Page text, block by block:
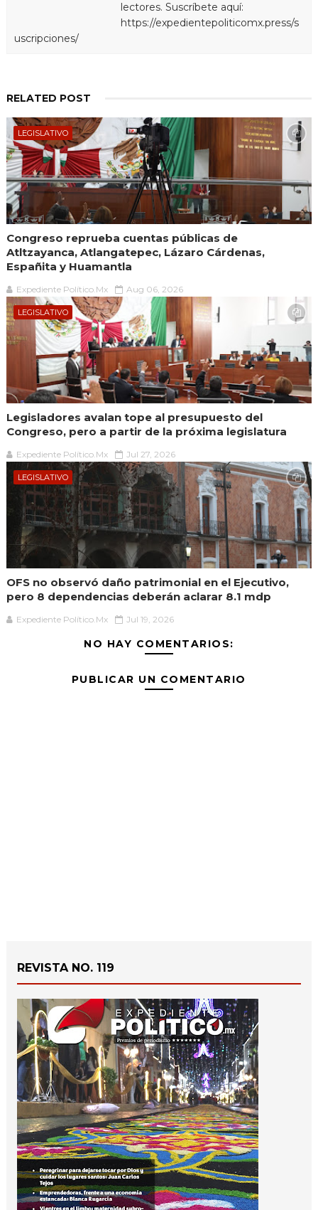
lectores. Suscríbete aquí:
https://expedientepoliticomx.press/s
uscripciones/
RELATED POST
LEGISLATIVO
Congreso reprueba cuentas públicas de
Atltzayanca, Atlangatepec, Lázaro Cárdenas,
Españita y Huamantla
Expediente Político.Mx Aug 06, 2026
LEGISLATIVO
Legisladores avalan tope al presupuesto del
Congreso, pero a partir de la próxima legislatura
Expediente Político.Mx Jul 27, 2026
LEGISLATIVO
OFS no observó daño patrimonial en el Ejecutivo,
pero 8 dependencias deberán aclarar 8.1 mdp
Expediente Político.Mx Jul 19, 2026
NO HAY COMENTARIOS:
PUBLICAR UN COMENTARIO
REVISTA NO. 119